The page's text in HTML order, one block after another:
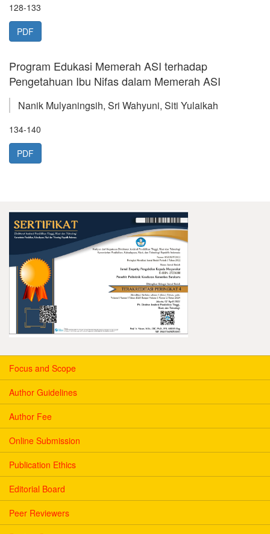
128-133
PDF
Program Edukasi Memerah ASI terhadap
Pengetahuan Ibu Nifas dalam Memerah ASI
Nanik Mulyaningsih, Sri Wahyuni, Siti Yulaikah
134-140
PDF
Focus and Scope
Author Guidelines
Author Fee
Online Submission
Publication Ethics
Editorial Board
Peer Reviewers